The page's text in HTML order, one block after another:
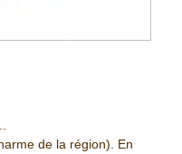
de la région). En